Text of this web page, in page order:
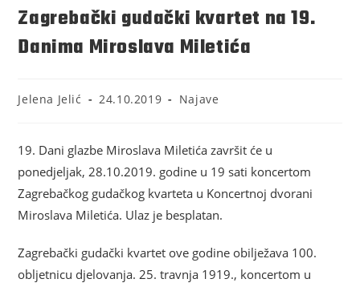
Zagrebački gudački kvartet na 19.
Danima Miroslava Miletića
Jelena Jelić 24.10.2019 Najave
19. Dani glazbe Miroslava Miletića završit će u
ponedjeljak, 28.10.2019. godine u 19 sati koncertom
Zagrebačkog gudačkog kvarteta u Koncertnoj dvorani
Miroslava Miletića. Ulaz je besplatan.
Zagrebački gudački kvartet ove godine obilježava 100.
obljetnicu djelovanja.25. travnja 1919., koncertom u